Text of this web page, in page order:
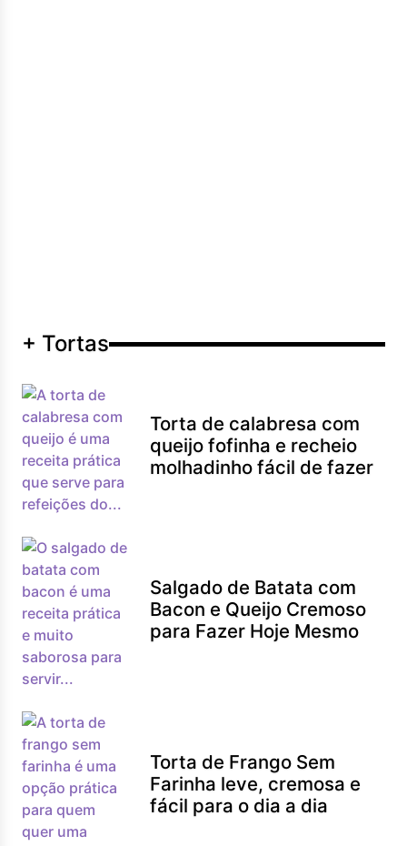
+ Tortas
Torta de calabresa com
queijo fofinha e recheio
molhadinho fácil de fazer
Salgado de Batata com
Bacon e Queijo Cremoso
para Fazer Hoje Mesmo
Torta de Frango Sem
Farinha leve, cremosa e
fácil para o dia a dia